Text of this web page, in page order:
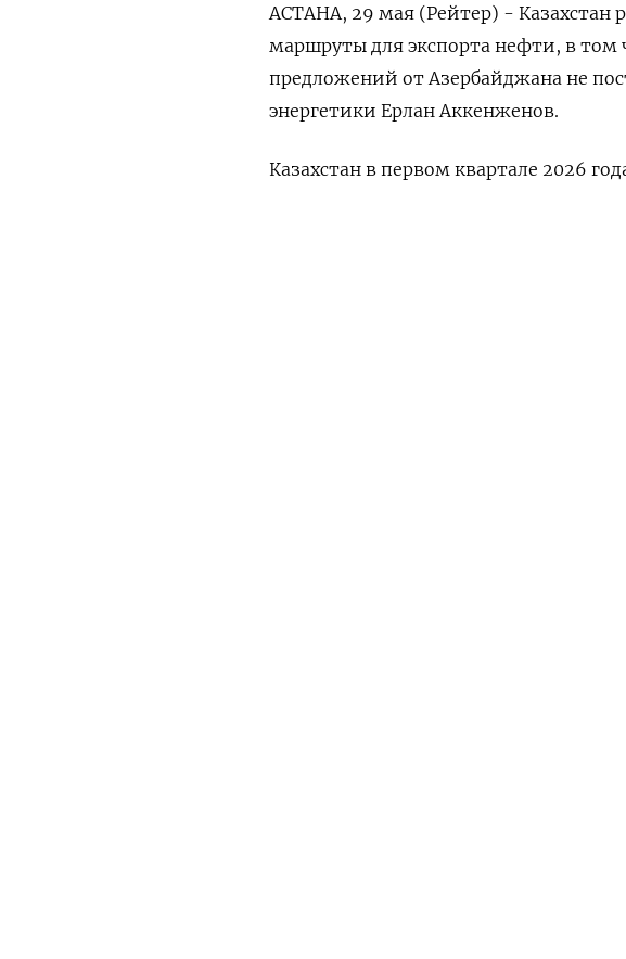
АСТАНА, 29 мая (Рейтер) - Казахстан
маршруты ‌для экспорта нефти, в том
предложений ​от ⁠Азербайджана ‌не
энергетики Ерлан Аккенженов.
Казахстан в ​первом квартале ‌2026